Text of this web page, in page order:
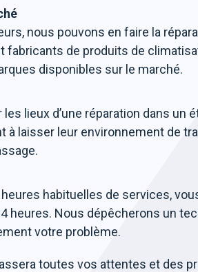
nous pouvons en faire la
de produits de
disponibles sur le marché.
lieux d’une réparation dans un
à laisser leur environnement de
habituelles de services,
heures. Nous dépêcherons un
votre problème.
toutes vos attentes et des